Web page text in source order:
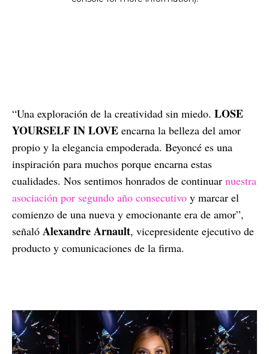
“Una exploración de la creatividad sin miedo. LOSE
YOURSELF IN LOVE encarna la belleza del amor
propio y la elegancia empoderada. Beyoncé es una
inspiración para muchos porque encarna estas
cualidades. Nos sentimos honrados de continuar nuestra
asociación por segundo año consecutivo y marcar el
comienzo de una nueva y emocionante era de amor”,
señaló Alexandre Arnault, vicepresidente ejecutivo de
producto y comunicaciones de la firma.